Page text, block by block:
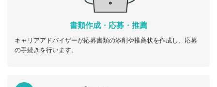
書類作成・応募・推薦
キャリアアドバイザーが応募書類の添削や推薦状を作成し、応募
の手続きを行います。